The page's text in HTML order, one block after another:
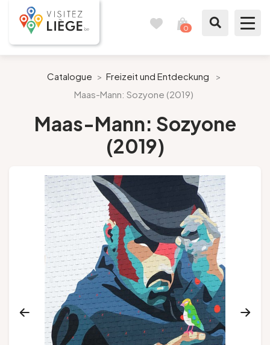
0
Wie ein Bürger von Lüttich
Meinen Aufenthalt vorbereiten
Stadt Lüttich
Folgen Sie uns
Gruppen und Reiseveranstalter
Catalogue > Freizeit und Entdeckung
>
Maas-Mann: Sozyone (2019)
Maas-Mann: Sozyone
(2019)